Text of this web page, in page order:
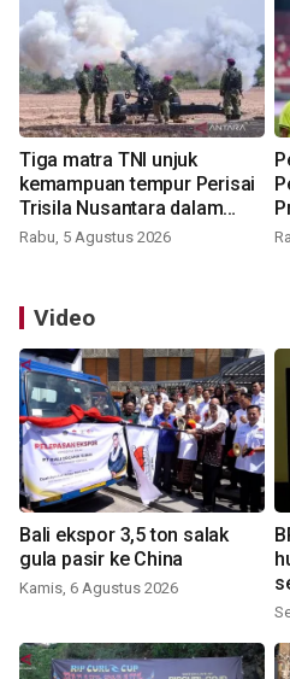
Tiga matra TNI unjuk
kemampuan tempur Perisai
Trisila Nusantara dalam
latihan di Kepri
Rabu, 5 Agustus 2026
Video
Bali ekspor 3,5 ton salak
gula pasir ke China
Kamis, 6 Agustus 2026